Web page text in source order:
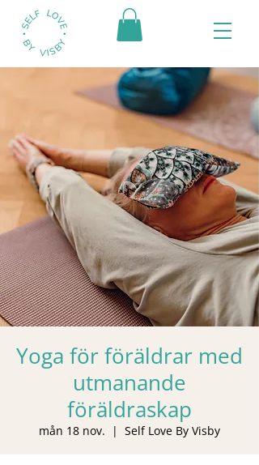
Yoga för föräldrar med
utmanande
föräldraskap
mån 18 nov.
  |
Self Love By Visby